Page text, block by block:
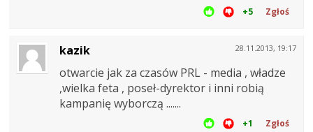
+5 Zgłoś
28.11.2013, 19:17
kazik
otwarcie jak za czasów PRL - media , władze
,wielka feta , poseł-dyrektor i inni robią
kampanię wyborczą .......
+1 Zgłoś